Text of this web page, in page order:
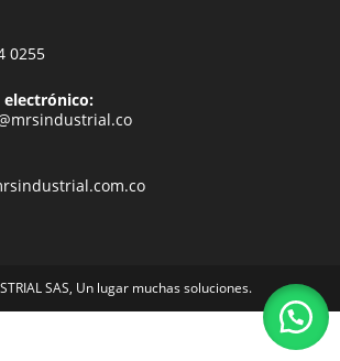
0255
electrónico:
Se
tu
aplicación
SAS, Un lugar muchas soluciones.